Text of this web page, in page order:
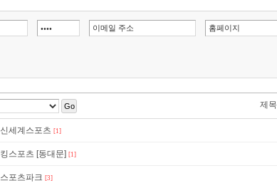
Go 제목
신세계스포츠 [1]
킹스포츠 [동대문] [1]
스포츠파크 [3]